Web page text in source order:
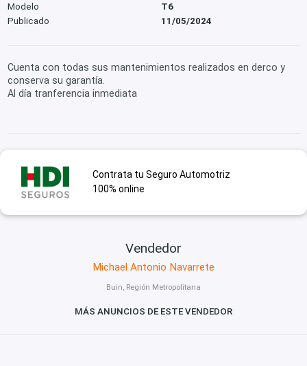
Modelo
T6
Publicado
11/05/2024
Cuenta con todas sus mantenimientos realizados en derco y
conserva su garantía.
Al día tranferencia inmediata
Contrata tu Seguro Automotriz
100% online
Vendedor
Michael Antonio Navarrete
Buin, Región Metropolitana
MÁS ANUNCIOS DE ESTE VENDEDOR